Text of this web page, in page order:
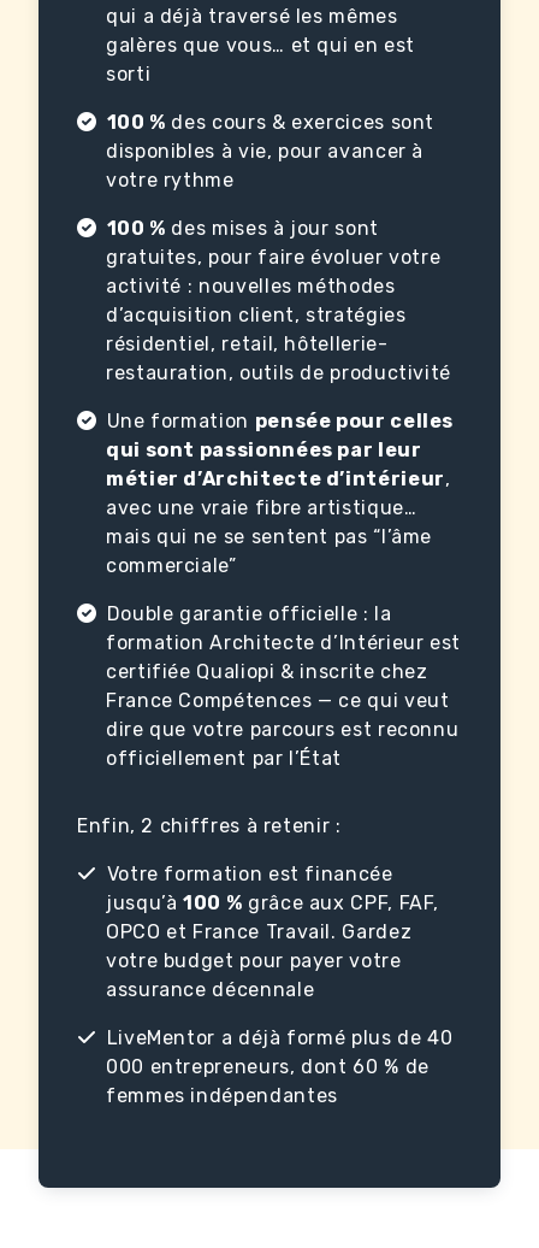
qui a déjà traversé les mêmes
galères que vous… et qui en est
sorti
100 % des cours & exercices sont
disponibles à vie, pour avancer à
votre rythme
100 % des mises à jour sont
gratuites, pour faire évoluer votre
activité : nouvelles méthodes
d’acquisition client, stratégies
résidentiel, retail, hôtellerie-
restauration, outils de productivité
Une formation pensée pour celles
qui sont passionnées par leur
métier d’Architecte d’intérieur,
avec une vraie fibre artistique…
mais qui ne se sentent pas “l’âme
commerciale”
Double garantie officielle : la
formation Architecte d’Intérieur est
certifiée Qualiopi & inscrite chez
France Compétences — ce qui veut
dire que votre parcours est reconnu
officiellement par l’État
Enfin, 2 chiffres à retenir :
Votre formation est financée
jusqu’à100 % grâce aux CPF, FAF,
OPCO et France Travail. Gardez
votre budget pour payer votre
assurance décennale
LiveMentor a déjà formé plus de 40
000 entrepreneurs, dont 60 % de
femmes indépendantes